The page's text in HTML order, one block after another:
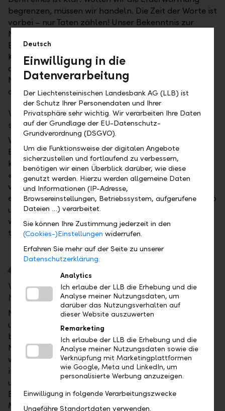
begrenzen, müssen wir handeln. Die Zeit der Worte ist
vorbei – nur Taten zählen! Unser Bekenntnis zur
Nachhaltigkeit bekräftigen wir auch durch unser
Engagement in den wichtigsten internationalen
Klimainitiativen. So sind wir zum Beispiel Mitglied
der «Net-Zero Banking Alliance» der Vereinten
Nationen, den «Principles for Responsible Banking»
oder dem «Race to Zero».
Welche Ziele in puncto Nachhaltigkeit setzt
sich die LLB?
Wir haben konkrete und überaus ambitionierte Ziele:
Bereits seit 2021 sind wir in unserem Bankbetrieb
klimaneutral. Zudem haben wir uns als Mitglied des
«Climate Pledge» dazu verpflichtet, bis 2040
vollständig klimaneutral zu sein. Um dieses Ziel zu
erreichen, sollen die CO2-Emissionen im Bankbetrieb
und in den Kundenportfolios kontinuierlich reduziert
werden. Wir werden dies laufend messen und
transparent darüber berichten.
«Die Zeit der Worte ist vorbei!»
Wie profitieren die Kunden von diesen
Nachhaltigkeitsambitionen?
Neben unserer eigenen Ausrichtung wollen wir auch
unsere Kunden auf dem Weg zur Nachhaltigkeit
begleiten. Die Umstellung unserer Bankprodukte auf
Nachhaltigkeit ist bereits weit fortgeschritten und
wird weiter vorangetrieben sowie durch neue,
innovative Produkte ergänzt. Ein grosses Plus für
unsere Kunden ist auch die mehrfach ausgezeichnete
Beratungs- und Anlagekompetenz unserer
Mitarbeitenden auf dem Gebiet nachhaltiger
Deutsch
Einwilligung in die
Datenverarbeitung
Der Liechtensteinischen Landesbank AG (LLB) ist
der Schutz Ihrer Personendaten und Ihrer
Privatsphäre sehr wichtig. Wir verarbeiten Ihre Daten
auf der Grundlage der EU-Datenschutz-
Grundverordnung (DSGVO).
Um die Funktionsweise der digitalen Angebote
sicherzustellen und fortlaufend zu verbessern,
benötigen wir einen Überblick darüber, wie diese
genutzt werden. Hierzu werden allgemeine Daten
und Informationen (IP-Adresse,
Browsereinstellungen, Betriebssystem, aufgerufene
Dateien …) verarbeitet.
Sie können Ihre Zustimmung jederzeit in den
(Cookies-)Einstellungen widerrufen.
Erfahren Sie mehr auf der Seite zu unserer
Datenschutzerklärung.
Analytics
Ich erlaube der LLB die Erhebung und die
Analyse meiner Nutzungsdaten, um
darüber das Nutzungsverhalten auf
dieser Website auszuwerten
Remarketing
Ich erlaube der LLB die Erhebung und die
Analyse meiner Nutzungsdaten sowie die
Verknüpfung mit Marketingplattformen
wie Google, Meta und LinkedIn, um
personalisierte Werbung anzuzeigen.
Einwilligung in folgende Verarbeitungszwecke
Ungefähre Standortdaten verwenden.